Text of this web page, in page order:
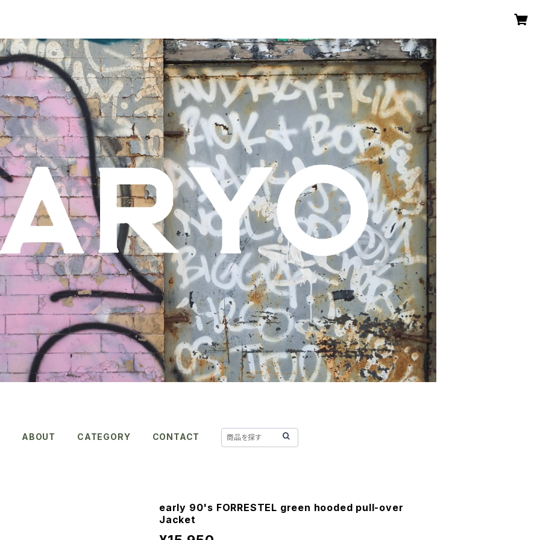
ABOUT CATEGORY CONTACT
early 90's FORRESTEL green hooded pull-over
Jacket